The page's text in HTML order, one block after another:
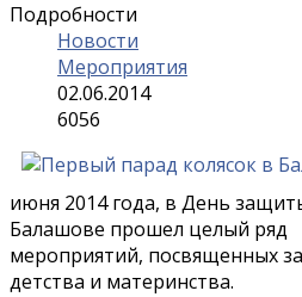
Подробности
Новости
Мероприятия
02.06.2014
6056
июня 2014 года, в День
Балашове прошел целый ряд
мероприятий, посвященных
детства и материнства.